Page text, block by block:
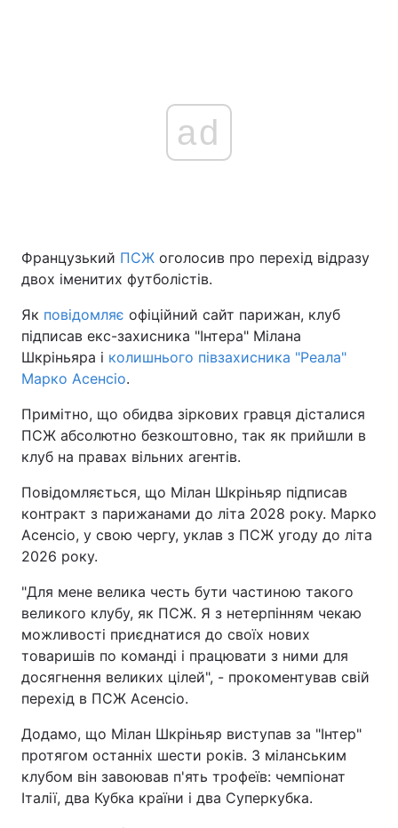
ad
Французький ПСЖ оголосив про перехід відразу
двох іменитих футболістів.
Як повідомляє офіційний сайт парижан, клуб
підписав екс-захисника "Інтера" Мілана
Шкріньяра і колишнього півзахисника "Реала"
Марко Асенсіо.
Примітно, що обидва зіркових гравця дісталися
ПСЖ абсолютно безкоштовно, так як прийшли в
клуб на правах вільних агентів.
Повідомляється, що Мілан Шкріньяр підписав
контракт з парижанами до літа 2028 року. Марко
Асенсіо, у свою чергу, уклав з ПСЖ угоду до літа
2026 року.
"Для мене велика честь бути частиною такого
великого клубу, як ПСЖ. Я з нетерпінням чекаю
можливості приєднатися до своїх нових
товаришів по команді і працювати з ними для
досягнення великих цілей", - прокоментував свій
перехід в ПСЖ Асенсіо.
Додамо, що Мілан Шкріньяр виступав за "Інтер"
протягом останніх шести років. З міланським
клубом він завоював п'ять трофеїв: чемпіонат
Італії, два Кубка країни і два Суперкубка.